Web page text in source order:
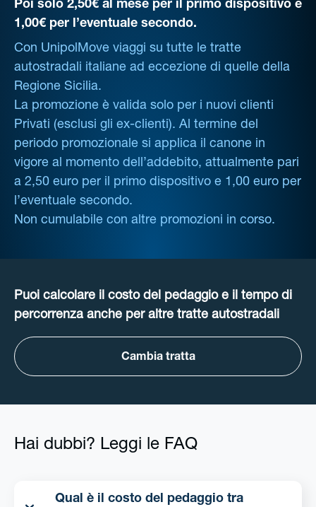
Poi solo 2,50€ al mese per il primo dispositivo e
1,00€ per l’eventuale secondo.
Con UnipolMove viaggi su tutte le tratte
autostradali italiane ad eccezione di quelle della
Regione Sicilia.
La promozione è valida solo per i nuovi clienti
Privati (esclusi gli ex-clienti). Al termine del
periodo promozionale si applica il canone in
vigore al momento dell’addebito, attualmente pari
a 2,50 euro per il primo dispositivo e 1,00 euro per
l’eventuale secondo.
Non cumulabile con altre promozioni in corso.
Puoi calcolare il costo del pedaggio e il tempo di
percorrenza anche per altre tratte autostradali
Cambia tratta
Hai dubbi? Leggi le FAQ
Qual è il costo del pedaggio tra